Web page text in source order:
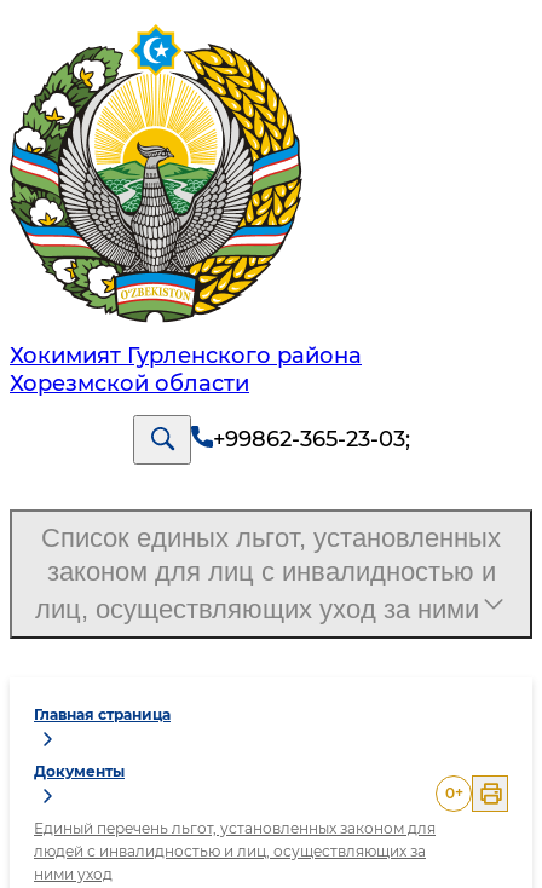
Хокимият Гурленского района
Хорезмской области
+99862-365-23-03;
Главная страница
Документы
Единый перечень льгот, установленных законом для
людей с инвалидностью и лиц, осуществляющих за
ними уход
0+
Список единых льгот, установленных
законом для лиц с инвалидностью и
лиц, осуществляющих уход за ними